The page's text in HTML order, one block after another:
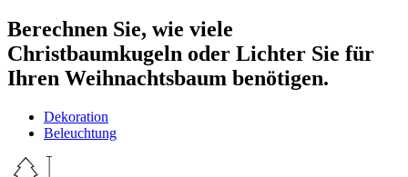
Berechnen Sie, wie viele
Christbaumkugeln oder Lichter Sie für
Ihren Weihnachtsbaum benötigen.
Dekoration
Beleuchtung